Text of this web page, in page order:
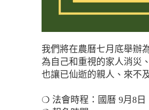
我們將在農曆七月底舉辦
為自己和重視的家人消災
也讓已仙逝的親人、來不
❍ 法會時程：國曆 9月8日